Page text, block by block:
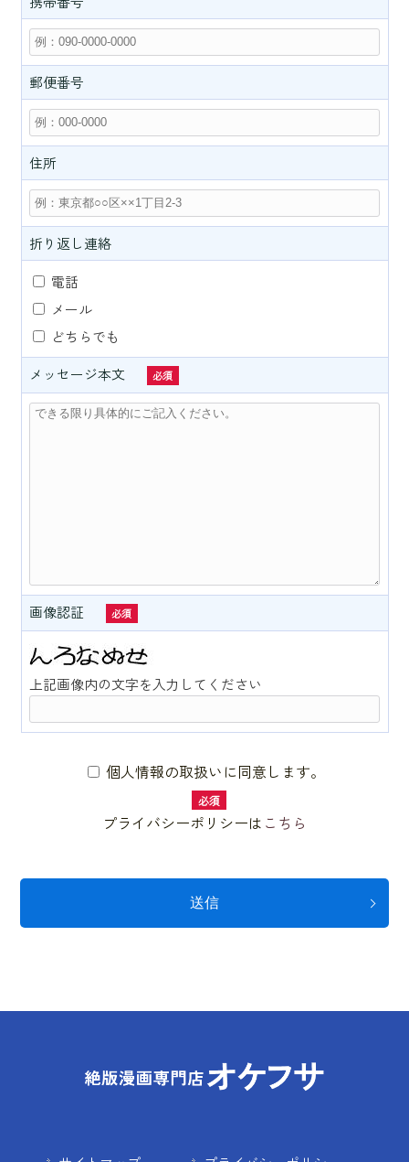
郵便番号
住所
折り返し連絡
電話
メール
どちらでも
メッセージ本文
必須
画像認証 必須
上記画像内の文字を入力してください
個人情報の取扱いに同意します。
必須
プライバシーポリシーは こちら